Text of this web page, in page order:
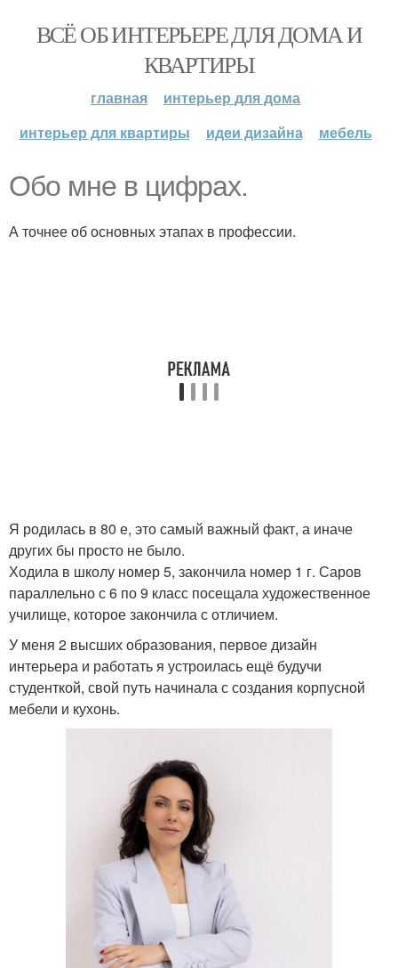
ВСЁ ОБ ИНТЕРЬЕРЕ ДЛЯ ДОМА И
КВАРТИРЫ
главная
интерьер для дома
интерьер для квартиры
идеи дизайна мебель
Обо мне в цифрах.
А точнее об основных этапах в профессии.
Я родилась в 80 е, это самый важный факт, а иначе
других бы просто не было.
Ходила в школу номер 5, закончила номер 1 г. Саров
параллельно с 6 по 9 класс посещала художественное
училище, которое закончила с отличием.
У меня 2 высших образования, первое дизайн
интерьера и работать я устроилась ещё будучи
студенткой, свой путь начинала с создания корпусной
мебели и кухонь.